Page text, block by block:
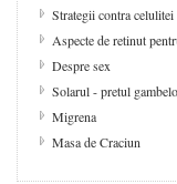
Strategii contra celulitei
Aspecte de retinut
Despre sex
Solarul - pretul
Migrena
Masa de Craciun